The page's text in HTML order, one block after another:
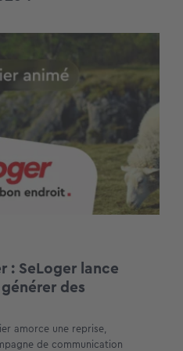
: SeLoger lance
des
amorce une reprise,
de communication